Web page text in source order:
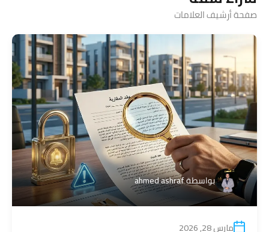
صفحة أرشيف العلامات
بواسطةahmed ashraf
مارس 28, 2026